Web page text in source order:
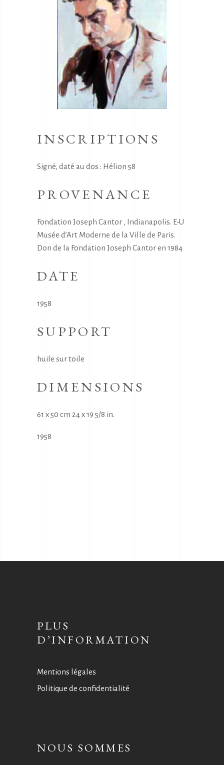
INSCRIPTIONS
Signé, daté au dos : Hélion 58
PROVENANCE
Fondation Joseph Cantor , Indianapolis. E-U
Musée d’Art Moderne de la Ville de Paris.
Don de la Fondation Joseph Cantor en 1984
DATE
1958
SUPPORT
huile sur toile
DIMENSIONS
61 x 50 cm 24 x 19 5/8 in.
1958
PLUS
D’INFORMATION
Mentions légales
Politique de confidentialité
NOUS SOMMES